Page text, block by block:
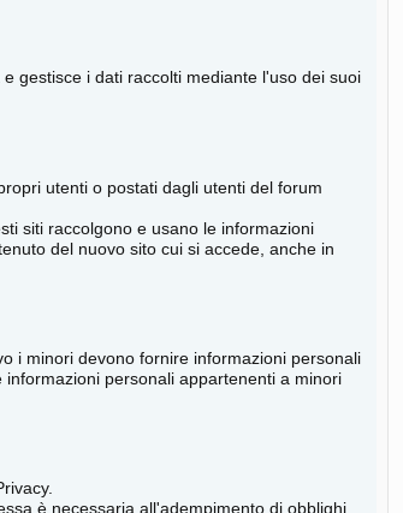
gestisce i dati raccolti mediante l'uso dei suoi
utenti o postati dagli utenti del forum
siti raccolgono e usano le informazioni
del nuovo sito cui si accede, anche in
i minori devono fornire informazioni personali
personali appartenenti a minori
è necessaria all'adempimento di obblighi